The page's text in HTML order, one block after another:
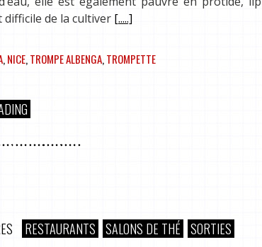
difficile de la cultiver [.....]
,NICE,TROMPE ALBENGA,TROMPETTE
RESTAURANTS SALONS DE THÉ SORTIES